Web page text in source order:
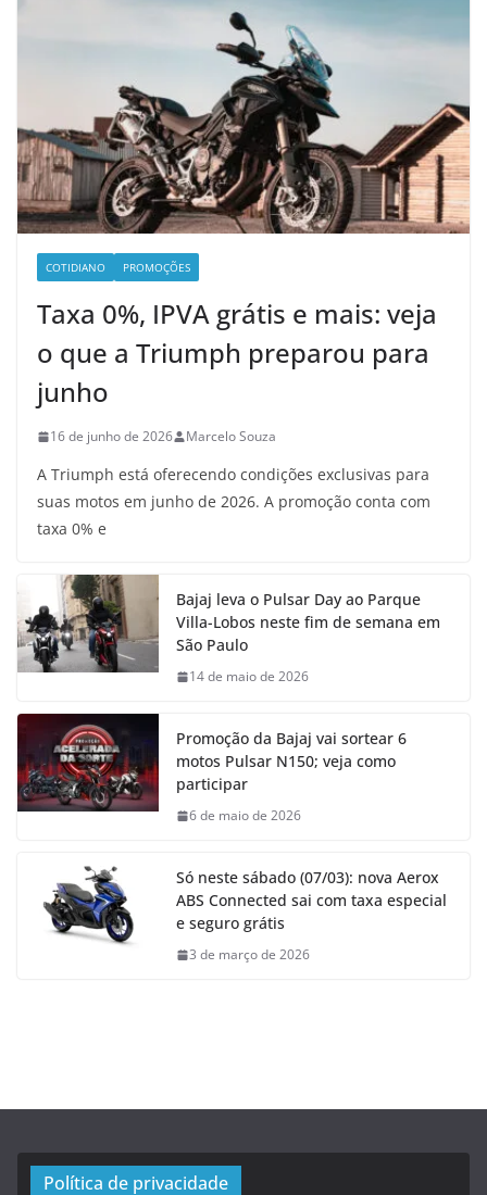
COTIDIANO PROMOÇÕES
Taxa 0%, IPVA grátis e mais: veja
o que a Triumph preparou para
junho
16 de junho de 2026 Marcelo Souza
A Triumph está oferecendo condições exclusivas para
suas motos em junho de 2026. A promoção conta com
taxa 0% e
Bajaj leva o Pulsar Day ao Parque
Villa-Lobos neste fim de semana em
São Paulo
14 de maio de 2026
Promoção da Bajaj vai sortear 6
motos Pulsar N150; veja como
participar
6 de maio de 2026
Só neste sábado (07/03): nova Aerox
ABS Connected sai com taxa especial
e seguro grátis
3 de março de 2026
Política de privacidade